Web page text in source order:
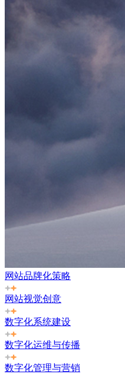
网站品牌化策略
网站视觉创意
数字化系统建设
数字化运维与传播
数字化管理与营销